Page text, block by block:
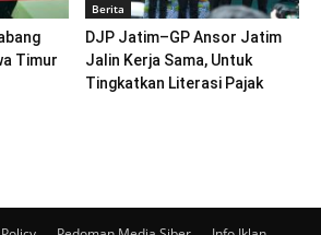
Timur
Berita
DJP Jatim–GP Ansor Jatim
Jalin Kerja Sama, Untuk
Tingkatkan Literasi Pajak